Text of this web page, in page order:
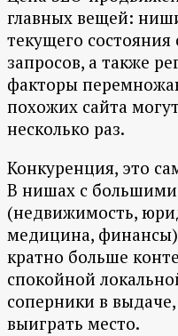
главных вещей:
текущего состояния
запросов, а также
факторы
похожих сайта
несколько раз.
Конкуренция, это
В нишах с
(недвижимость,
медицина, финансы)
кратно больше
спокойной
соперники в
выиграть место.